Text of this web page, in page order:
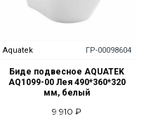
Aquatek ГР-00098604
Биде подвесное AQUATEK
AQ1099-00 Лея 490*360*320
мм, белый
9 910 ₽